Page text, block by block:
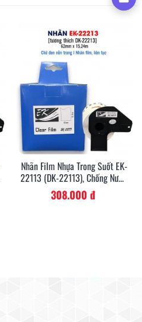
Nhãn Film Nhựa Trong Suốt EK-
22113 (DK-22113), Chống Nước,
62mm X 15m (liên Tục), Tương
Thích DK-22213
308.000 đ